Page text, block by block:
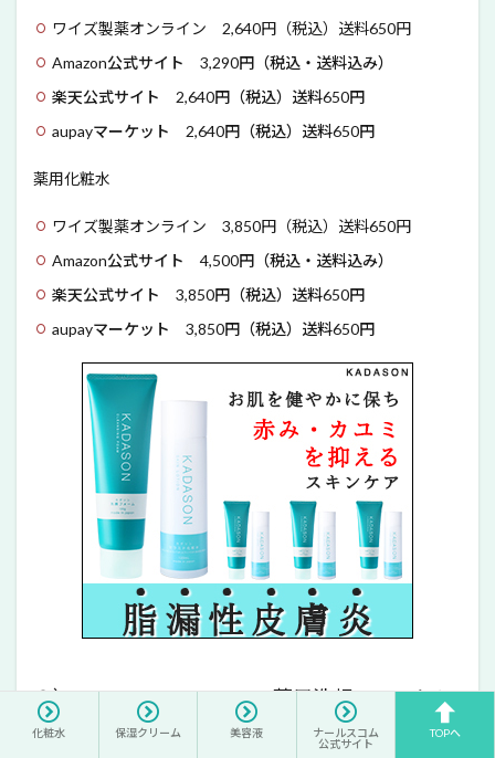
ワイズ製薬オンライン 2,640円（税込）送料650円
Amazon公式サイト 3,290円（税込・送料込み）
楽天公式サイト 2,640円（税込）送料650円
aupayマーケット 2,640円（税込）送料650円
薬用化粧水
ワイズ製薬オンライン 3,850円（税込）送料650円
Amazon公式サイト 4,500円（税込・送料込み）
楽天公式サイト 3,850円（税込）送料650円
aupayマーケット 3,850円（税込）送料650円
２）KADASON SKIN CARE薬用洗顔フォーム＆
薬用化粧水は定期購入できる？
化粧水 保湿クリーム 美容液
ナールスコム
公式サイト
TOPへ